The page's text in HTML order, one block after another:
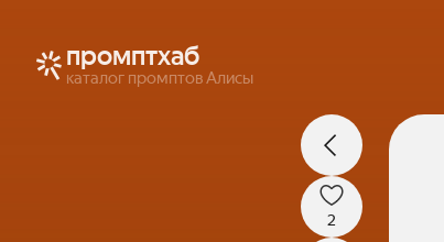
промптхаб
каталог промптов Алисы
2